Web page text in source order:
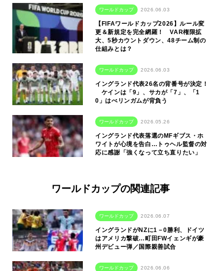
ワールドカップ 2026.06.03
【FIFAワールドカップ2026】ルール変
更＆新規定を完全網羅！ VAR権限拡
大、5秒カウントダウン、48チーム制の
仕組みとは？
ワールドカップ 2026.06.03
イングランド代表26名の背番号が決定！
ケインは「9」、サカが「7」、「1
0」はべリンガムが背負う
ワールドカップ 2026.05.26
イングランド代表落選のMFギブス・ホ
ワイトが心境を告白…トゥヘル監督の対
応に感謝「強くなって立ち直りたい」
ワールドカップの関連記事
ワールドカップ 2026.06.07
イングランドがNZに1－0勝利、ドイツ
はアメリカ撃破…町田FWイェンギが豪
州デビュー弾／国際親善試合
ワールドカップ 2026.06.06